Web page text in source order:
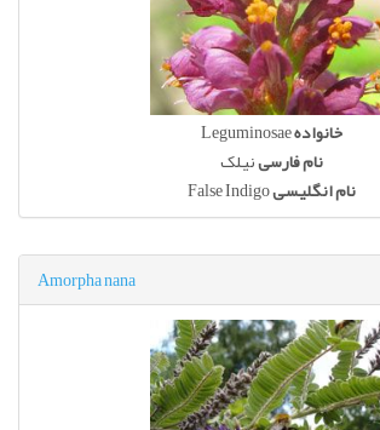
خانوادهLeguminosae
نام فارسینیلک
نام انگلیسیFalse Indigo
Amorpha nana